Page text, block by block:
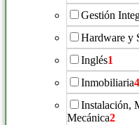
Gestión
Hardware y
Inglés1
Inmobiliaria4
Instalación,
Mecánica2